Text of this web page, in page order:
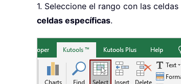
1. Seleccione el rango con las
celdas específicas.